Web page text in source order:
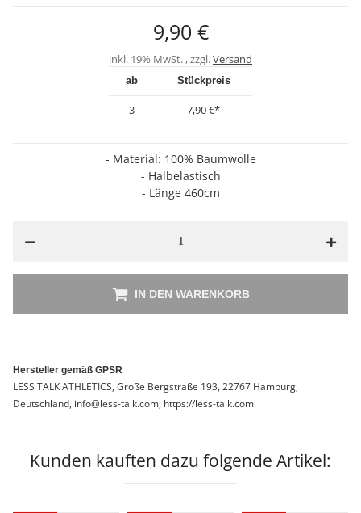
9,90 €
inkl. 19% MwSt. , zzgl.Versand
ab Stückpreis
3 7,90 €*
- Material: 100% Baumwolle
- Halbelastisch
- Länge 460cm
IN DEN WARENKORB
Hersteller gemäß GPSR
LESS TALK ATHLETICS, Große Bergstraße 193, 22767 Hamburg,
Deutschland, info@less-talk.com, https://less-talk.com
Kunden kauften dazu folgende Artikel: